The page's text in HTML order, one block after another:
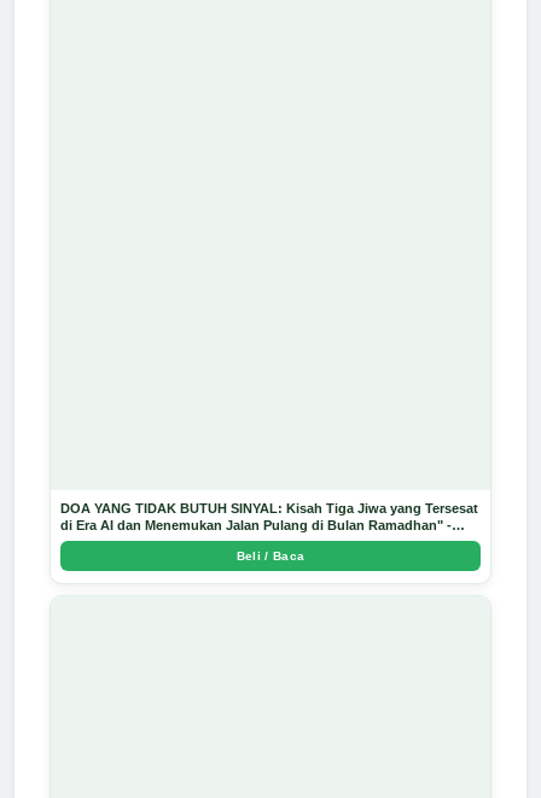
DOA YANG TIDAK BUTUH SINYAL: Kisah Tiga Jiwa yang Tersesat
di Era AI dan Menemukan Jalan Pulang di Bulan Ramadhan" -
Arda Dinata
Beli / Baca